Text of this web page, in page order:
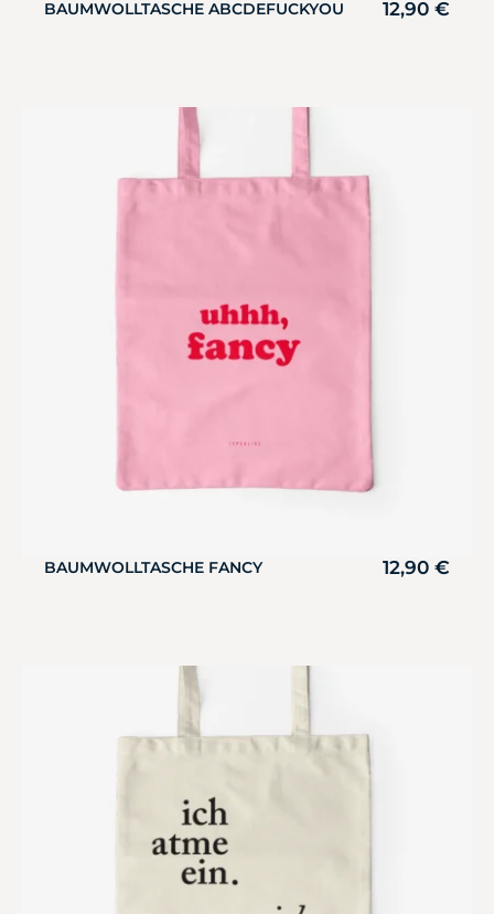
BAUMWOLLTASCHE ABCDEFUCKYOU 12,90 €
BAUMWOLLTASCHE FANCY 12,90 €